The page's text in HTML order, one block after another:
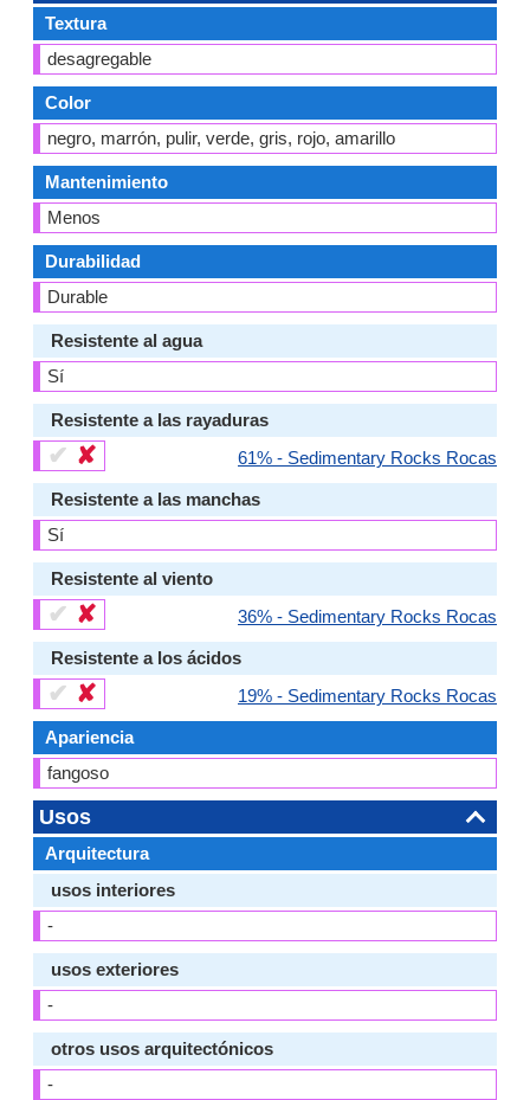
Textura
desagregable
Color
negro, marrón, pulir, verde, gris, rojo, amarillo
Mantenimiento
Menos
Durabilidad
Durable
Resistente al agua
Sí
Resistente a las rayaduras
✔ ✘ 61% - Sedimentary Rocks Rocas
Resistente a las manchas
Sí
Resistente al viento
✔ ✘ 36% - Sedimentary Rocks Rocas
Resistente a los ácidos
✔ ✘ 19% - Sedimentary Rocks Rocas
Apariencia
fangoso
Usos
Arquitectura
usos interiores
-
usos exteriores
-
otros usos arquitectónicos
-